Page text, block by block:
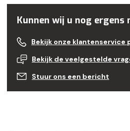
Kunnen wij u nog ergens
Bekijk onze klantenservice
Bekijk de veelgestelde
Stuur ons een bericht